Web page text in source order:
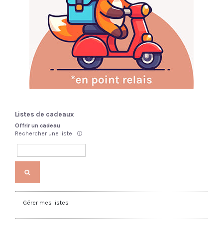
Listes de cadeaux
Offrir un cadeau
Rechercher une liste
Gérer mes listes